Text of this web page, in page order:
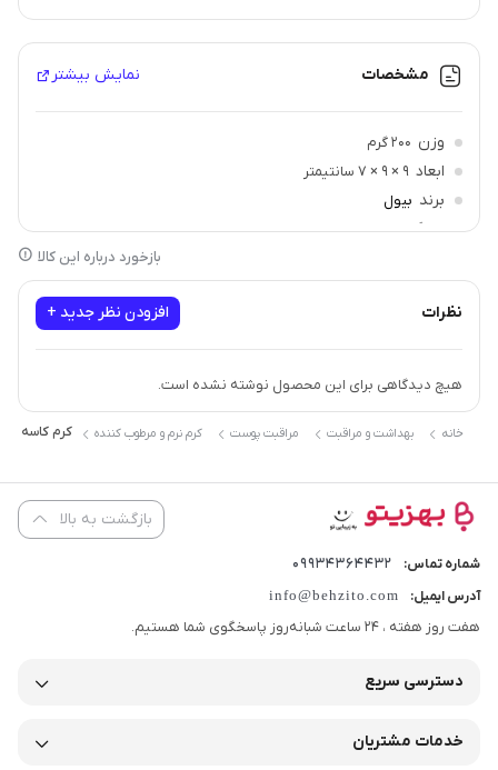
مشخصات نمایش بیشتر
وزن 200 گرم
ابعاد 9 × 9 × 7 سانتیمتر
برند بیول
سازگار با پوست نرمال و خشک
بازخورد درباره این کالا
نظرات افزودن نظر جدید +
هیچ دیدگاهی برای این محصول نوشته نشده است.
خانه بهداشت و مراقبت مراقبت پوست کرم نرم و مرطوب کننده کرم کاسه ای
بازگشت به بالا
شماره تماس: 09934364432
آدرس ایمیل: info@behzito.com
هفت روز هفته ، 24 ساعت شبانه‌روز پاسخگوی شما هستیم.
دسترسی سریع
خدمات مشتریان